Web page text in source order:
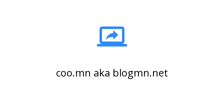

coo.mn aka blogmn.net